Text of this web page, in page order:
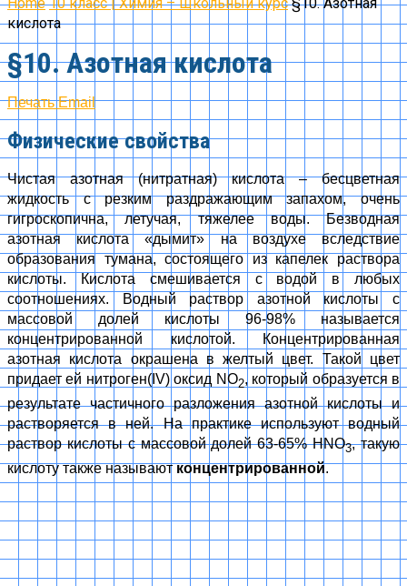
кислота
§10. Азотная кислота
Печать Email
Физические свойства
Чистая азотная (нитратная) кислота – бесцветная
жидкость с резким раздражающим запахом, очень
гигроскопична, летучая, тяжелее воды. Безводная
азотная кислота «дымит» на воздухе вследствие
образования тумана, состоящего из капелек раствора
кислоты. Кислота смешивается с водой в любых
соотношениях. Водный раствор азотной кислоты с
массовой долей кислоты 96-98% называется
концентрированной кислотой. Концентрированная
азотная кислота окрашена в желтый цвет. Такой цвет
придает ей нитроген(IV) оксид NO2, который образуется в
результате частичного разложения азотной кислоты и
растворяется в ней. На практике используют водный
раствор кислоты с массовой долей 63-65% НNO3, такую
кислоту также называютконцентрированной.